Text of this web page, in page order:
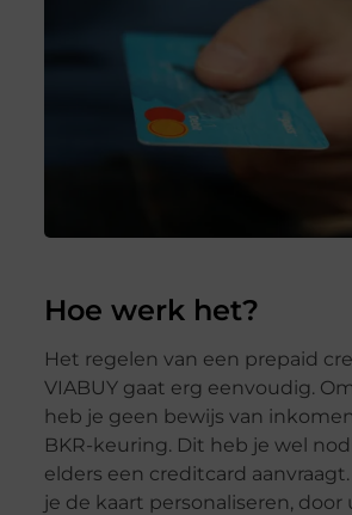
Hoe werk het?
Het regelen van een prepaid
VIABUY gaat erg eenvoudig.
heb je geen bewijs van
BKR-keuring. Dit heb je wel
elders een creditcard
je de kaart personaliseren, door